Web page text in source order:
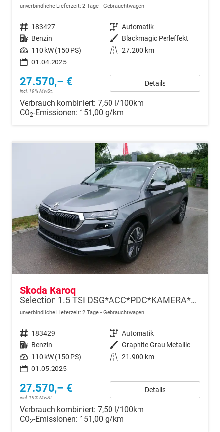
unverbindliche Lieferzeit: 2 Tage Gebrauchtwagen
Fahrzeugnr. 183427 Getriebe Automatik
Kraftstoff Benzin Außenfarbe Blackmagic Perleffekt
Leistung 110 kW (150 PS) Kilometerstand 27.200 km
01.04.2025
27.570,– €
incl. 19% MwSt.
Details
Verbrauch kombiniert: 7,50 l/100km
CO2-Emissionen: 151,00 g/km
Skoda Karoq
Selection 1.5 TSI DSG*ACC*PDC*KAMERA*TEMPOMAT*LED*SMARTLINK*KLIMA*RADIO*17-ZOLL
unverbindliche Lieferzeit: 2 Tage Gebrauchtwagen
Fahrzeugnr. 183429 Getriebe Automatik
Kraftstoff Benzin Außenfarbe Graphite Grau Metallic
Leistung 110 kW (150 PS) Kilometerstand 21.900 km
01.05.2025
27.570,– €
incl. 19% MwSt.
Details
Verbrauch kombiniert: 7,50 l/100km
CO2-Emissionen: 151,00 g/km